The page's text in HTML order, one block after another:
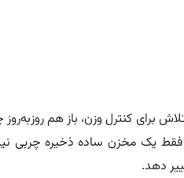
برای کنترل وزن، باز هم
فقط یک مخزن ساده ذخیره
دهد.